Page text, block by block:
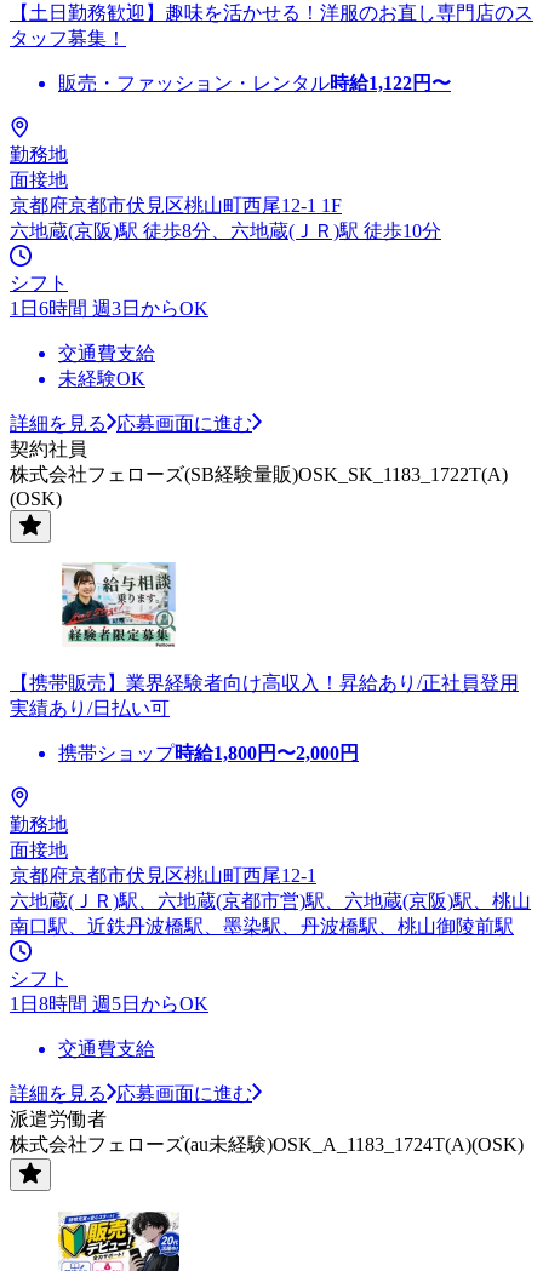
【土日勤務歓迎】趣味を活かせる！洋服のお直し専門店のス
タッフ募集！
販売・ファッション・レンタル時給1,122円〜
勤務地
面接地
京都府京都市伏見区桃山町西尾12-1 1F
六地蔵(京阪)駅 徒歩8分、六地蔵(ＪＲ)駅 徒歩10分
シフト
1日6時間 週3日からOK
交通費支給
未経験OK
詳細を見る
応募画面に進む
契約社員
株式会社フェローズ(SB経験量販)OSK_SK_1183_1722T(A)
(OSK)
【携帯販売】業界経験者向け高収入！昇給あり/正社員登用
実績あり/日払い可
携帯ショップ時給1,800円〜2,000円
勤務地
面接地
京都府京都市伏見区桃山町西尾12-1
六地蔵(ＪＲ)駅、六地蔵(京都市営)駅、六地蔵(京阪)駅、桃山
南口駅、近鉄丹波橋駅、墨染駅、丹波橋駅、桃山御陵前駅
シフト
1日8時間 週5日からOK
交通費支給
詳細を見る
応募画面に進む
派遣労働者
株式会社フェローズ(au未経験)OSK_A_1183_1724T(A)(OSK)